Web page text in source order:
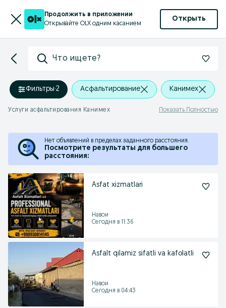
Продолжить в приложении
Открывайте OLX одним касанием
Открыть
Что ищете?
Фильтры·2 Асфальтирование Канимех
Услуги асфальтирования Канимех Показать Полностью
Нет объявлений в пределах заданного расстояния.
Посмотрите результаты для большего
расстояния:
Asfat xizmatlari
Навои
Сегодня в 11:36
Asfalt qilamiz sifatli va kafolatli
Навои
Сегодня в 04:43